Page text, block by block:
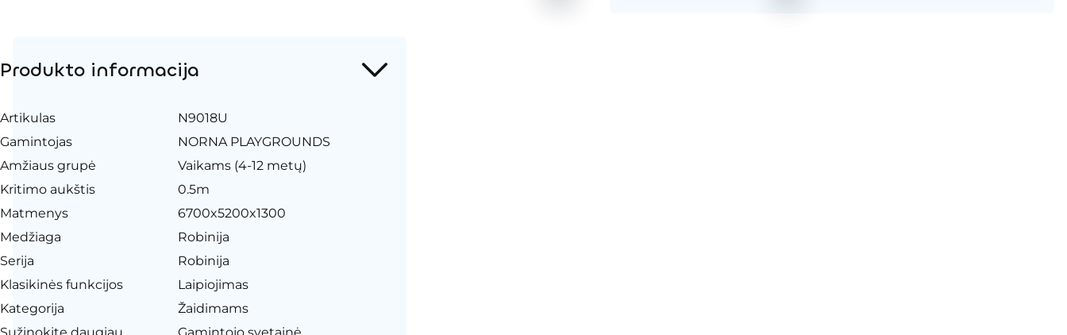
Produkto informacija
Artikulas
N9018U
Gamintojas
NORNA PLAYGROUNDS
Amžiaus grupė
Vaikams (4-12 metų)
Kritimo aukštis
0.5m
Matmenys
6700x5200x1300
Medžiaga
Robinija
Serija
Robinija
Klasikinės funkcijos
Laipiojimas
Kategorija
Žaidimams
Sužinokite daugiau
Gamintojo svetainė